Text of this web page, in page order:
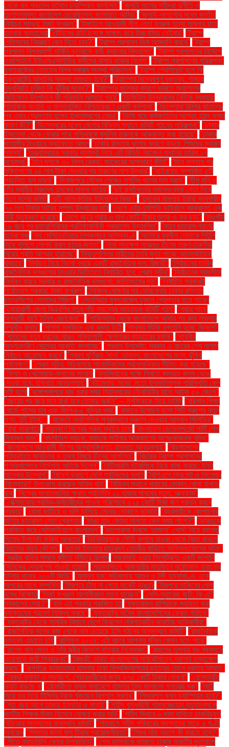
থেকে বাদ পড়লেন বর্তমান চ্যাম্পিয়ন কার্লসেন" "জুলাই মাসের শহীদরা দুর্নীতি ও
দুঃশাসনমুক্ত বাংলাদেশ চেয়েছিলেন: জামায়াত আমির" "জুলাই-আগস্টের মধ্যে জাতীয়
নির্বাচন সম্ভব: মির্জা ফখরুল" "টাঙ্গাইলে আওয়ামী লীগ নেতা ফারুক হত্যা মামলার রায়ে
হতবাক সন্তানেরা "টেনিসের রানি’র সঙ্গে সাক্ষাৎ করে উচ্ছ্বসিত নেইমার" "ট্রাম্প
পেন্টাগনের নিয়ন্ত্রণ কেন নিতে চান?" "ট্রাম্প প্রশাসন ডিম আমদানি করবে" "ট্রাম্প
প্রশাসন বিশ্বব্যাপী মার্কিন দূতাবাসে কর্মী কমানোর সিদ্ধান্ত" "ট্রাম্প প্রশাসনের নির্দেশে
ওয়াশিংটনে ইউএসএআইডির কর্মীদের বাসায় থাকার নির্দেশ" "ট্রাম্প প্রশাসনের পরিকল্পনা:
যুক্তরাষ্ট্রের নেতৃত্বে বিশ্ব স্বাস্থ্য সংস্থা পরিচালনা" "ট্রাম্প প্রেসিডেন্ট হলে কি
যুক্তরাষ্ট্রে আদানির সমস্যা সমাধান হবে?" "ট্রাম্পের বিদ্বেষপূর্ণ বক্তব্য: গাজায়
যুদ্ধবিরতি চুক্তি কি ঝুঁকির মধ্যে?" "ট্রাম্পের শুল্কের কারণে ভারতে অ্যাপলের
আইফোন উৎপাদনে কী পরিবর্তন আসতে পারে" "ডিজিটাল উদ্ভাবনের নৈতিক ব্যবহার:
সামাজিক সংহতি ও অন্তর্ভুক্তি নিশ্চিতকরণে একটি কর্মশালা" "ডিপ্লোমা ডিগ্রি বাতিলের
পর এবার গ্রেফতার হলেন ইস্তাম্বুলের মেয়র" "ডিসি পদে কর্মকর্তাদের আগ্রহ হঠাৎ কমার
কারণ কী?" "ডিসেম্বরের মধ্যে জেলার বিভিন্ন স্থানে কমিটি গঠনের পরিকল্পনা" "ঢাকার
ইজতেমা থেকে ফেরার পথে পশ্চিমবঙ্গে মুসলিম তরুণকে আক্রান্ত করা হয়েছে" "ঢাকার
জাহাঙ্গীর টাওয়ারে ক্যাফেতে আগুন "ঢাকার রাস্তায় ধুলোর কারণে বাড়ছে শিশুদের স্বাস্থ্য
সমস্যা" "তত্ত্বাবধায়ক সরকার ব্যবস্থা নিয়ে ৩টি রিভিউ আবেদন শুনানির তারিখ ১৭
নভেম্বর" "তিন দশকে ৩০ বিশ্ব রেকর্ড: জাকেরের অসাধারণ কীর্তি" "তিন সপ্তাহ পর
মুক্তিপণের ২৫ লাখ টাকা দেওয়ার পর তরুণের লাশ উদ্ধার" "থাইরয়েড সম্পর্কিত ৫টি
প্রচলিত ভুল ধারণা" "দিনাজপুরে মৌসুম শেষেও সুগন্ধি ধানের দাম হ্রাস" "দীপু মনি ও
তাঁর স্বামীর বিরুদ্ধে দুদকের মামলা দায়ের" "দুই প্ল্যাটফর্মের সমানসংখ্যক নেতা নিয়ে
নতুন দলের কমিটি "দুটি আলংকারিক উদ্ভিদের বিবরণ" "দুদকের মামলায় ইয়াবা ব্যবসায়ীর
৭৬ লাখ টাকার অবৈধ সম্পদ উদ্ধারের দাবি "দেশে এইচএমপিভি ভাইরাসে আক্রান্ত এক
নারী মৃত্যুবরণ করেছেন "দেশে বছরে প্রায় ৩ লাখ কোটি টাকার শুল্ক ও কর ছাড়" "নওগাঁয়
১৬ বছর পর ছাত্রশিবিরের প্রতিষ্ঠাবার্ষিকী প্রকাশ্যে উদযাপিত" "নতুন ছাত্রসংগঠনের
যাত্রা শুরু "নর্থ মেসিডোনিয়ার নৈশক্লাবে অগ্নিকাণ্ড "নাটোরে যুবলীগ নেতাকে পিটুনি
দিয়ে পুলিশে সোপর্দ করল ছাত্র-জনতা" "নানা পদক্ষেপ সত্ত্বেও চীনের তরুণ-তরুণীরা
বিয়ের প্রতি আগ্রহ হারাচ্ছে" "নিভৃতপল্লির নারীদের তৈরি জুতা পাচ্ছে আন্তর্জাতিক
বাজারে" "নির্বাচন নিয়ে বিতর্ক করছে একটি রাজনৈতিক দল: রিজভী" "নির্বাচনের তারিখ
রাজনৈতিক দলগুলোর চাওয়ার ভিত্তিতে নির্ধারিত হবে: প্রেস সচিব" "নির্বাচনের সময়সীমা
নির্ধারণ করবে সরকার ও রাজনৈতিক দলগুলো: জাতিসংঘের দূত" "নির্বাচিত সরকারই
সর্বোত্তম সরকার: মির্জা ফখরুল" "নিষিদ্ধ ঘোষণার পর ভোরবেলায় ঢাকার রাস্তায়
ছাত্রলীগের নেতাদের মিছিল" "নেতানিয়াহু যুক্তরাজ্যে ঢুকলে গ্রেপ্তার হতে পারেন
"নোয়াখালী জেলা বিএনপির নতুন পাঁচ সদস্যের আহ্বায়ক কমিটি গঠন" "পদ্মার পাড়ে
অস্থায়ী হাটে ইলিশ বেচাকেনা"'' "পাকিস্তান থেকে বাংলাদেশে আসার পর রুনা লায়লার
সম্মুখীন বাধার" "পাগলা মসজিদে এক বস্তা চিঠি: "পাবনার শুঁটকি রপ্তানি হচ্ছে বিদেশে"
"পুতিনের নতুন ধরনের আরও শক্তিশালী ক্ষেপণাস্ত্র ব্যবহারের হুমকি" "পৃথিবীর
অভ্যন্তরীণ কেন্দ্রের আকৃতি বদলাচ্ছে" "প্রধান উপদেষ্টা: সরকার এ বছরের শেষ নাগাদ
নির্বাচন আয়োজন করবে" "প্রবল ঘূর্ণিঝড় 'দানা' আসন্ন: বাংলাদেশের জন্য ঝুঁকির
পর্যবেক্ষণ" "প্রেস সচিব: সচিবালয়ে সাংবাদিকদের প্রবেশাধিকার সীমিত করা হয়েছে"
"ফিফা ও খেলোয়াড়-ক্লাবের সংঘাত "ফ্যাসিবাদের পক্ষে লিখতে ব্যবহৃত কলম ভেঙে
দেওয়া হবে: হাসনাত আবদুল্লাহ" "বইমেলায় ‘মবের’ মতো উসকানিমূলক পরিস্থিতি কেন
সৃষ্টি হলো "বঙ্গোপসাগরে মাছ ধরার সময় মিয়ানমারের নৌবাহিনীর হাতে আটক ৫৬ জেলে"
"বছরের পর বছর মনে রাখা হবে তোমার অর্জন" – মুশফিককে নিয়ে তামিম "বরিশাল শিক্ষা
বোর্ডে পাসের হার এবং জিপিএ-৫ বৃদ্ধির খবর" "বাজারে উন্মোচন হলো সিটি গ্রুপের নতুন
পণ্য ‘টুটি টুইস্ট’" "বাজেটে অর্থনৈতিক পুনরুদ্ধারে গুরুত্ব দেওয়ার আহ্বান সিপিডির"
"বাবা কারাগারে "বায়ুদূষণে বিশ্বের পঞ্চম স্থানে ঢাকা "বাংলাদেশ ডেভেলপমেন্ট পার্টি পেল
নিবন্ধন সনদ" "বাংলাদেশ ব্যাংক: ব্যাংকে সাইবার আক্রমণের আশঙ্কাজনক বৃদ্ধি"
"বাংলাদেশে আওয়ামী লীগের অপ্রাসঙ্গিকতা: হাসনাত আবদুল্লাহ" "বাংলাদেশের
পাঠ্যবইতে মানচিত্র ও তথ্য বিষয়ে চীনের আপত্তি" "বিচারক ট্রাম্প প্রশাসনের
গণবরখাস্তের নির্দেশনা আটকে দিলেন" "বিটিআরসি স্টারলিংক নিয়ে কাজ করছে: ইলন
মাস্কের উদ্যোগ" "বিদেশ ভ্রমণে দেশি পর্যটকদের কমতি "বিপিএলে ক্রিকেট ও সিনেমার
'বিস্ফোরণ' উপভোগ করছেন শাকিব খান" "বিভিন্ন স্থানে খাবারের দোকান খোলা রাখতে
বাধা "বিশ্বের সংঘাতজনিত ক্ষুধায় প্রতিদিন ২১ হাজার মানুষের মৃত্যু: অক্সফাম"
"বেক্সিমকোর শ্রমিক-কর্মচারীদের পাওনা পরিশোধে ৫২৫ কোটি টাকা ঋণ প্রদান করবে
সরকার" "বোমা ফাটিয়ে ও গুলি চালিয়ে সোনার দোকানে ডাকাতি "ব্যবসায়ীকে কোপানোর
ঘটনায় ছাত্রদল নেতা গ্রেপ্তার "ভাঙা হাড় জোড়া লাগতে কেন সময় লাগে?" "ভারতকে
পরাজিত করে সেমিফাইনালে বাংলাদেশ" "ভালোবাসা দিবসে ‘তামাশা’ পোস্ট নিয়ে ব্যাখ্যা
দিলেন উপদেষ্টা ফরিদা আখতার" "ভিনিসিয়ুসকে সৌদি ক্লাবে যাওয়া থেকে বিরত রাখতে
রিয়ালের নতুন কৌশল" "মতলব উত্তরে ছাত্রদল নেত্রীর বাড়িতে অগ্নিসংযোগের ঘটনা"
"মন্ত্রীর বাড়ির সামনে বৃষ্টিতে দাঁড়িয়ে ছিলাম "ময়নামতি ওয়ার সিমেট্রিতে একটি জাপানি
সৈনিকের দেহাবশেষ পাওয়া যায়নি" "ময়মনসিংহে আজহারীর মাহফিলে মুঠোফোন হারানোর
ঘটনায় থানায় ২০০টি জিডি" "মামুনুল হক: সচিবালয়ে আগুন ও টঙ্গী হত্যাকাণ্ড একে
অপরের সাথে সম্পর্কিত "মিরপুরে চাঁদা না পেয়ে মার্কেট ভাঙচুর "মিরপুরে সাকিবের খেলা
বন্ধে বিক্ষোভ "মির্জা ফখরুল আগামীকাল লন্ডন যাচ্ছেন" "মেসি-সুয়ারেজ জুটি: কি এটি
সর্বকালের সেরা?" "যদি এই সরকার পরাজিত হয় "যুক্তরাজ্য রাশিয়াকে সহায়তা করা
ব্যক্তিদের প্রবেশ নিষিদ্ধ করছে" "যুক্তরাষ্ট্র অবৈধ বাংলাদেশিদের ফেরত পাঠাবে"
"যুক্তরাষ্ট্র থেকে সামরিক বিমানে দেশে ফিরলেন নথিপত্রহীন ভারতীয় অভিবাসীরা"
"রাজনৈতিক দলের কাছ থেকে নাম চেয়েছে ইসি গঠনের অনুসন্ধান কমিটি" "রাজনৈতিক
বক্তব্য এড়াতে চাই "রাশিফল ২০২৪: এই বছরে আপনার জীবন কেমন হতে পারে"
"রাশেদ খান মেনন ও তাঁর স্ত্রীর বিদেশে যাত্রায় নিষেধাজ্ঞা" "রাহুলের তুলনায় বড় ব্যবধানে
ওয়েনাডে জয়ী প্রিয়াঙ্কা" "রিজভী: ভারত বাংলাদেশের সার্বভৌমত্বে সরাসরি হস্তক্ষেপ
করছে" "রূপগঞ্জে ডাকাতদের হামলায় ঢাকা বিশ্ববিদ্যালয়ের ছাত্রের চোখে গুরুতর আঘাত"
"রেকর্ড মুনাফা ও লভ্যাংশ: শেয়ারধারীদের জন্য ৯৭৫ কোটি টাকার ঘোষণা" "রেস্তোরাঁয়
ভ্যাট বাড়ছে না "রৌমারীতে কৃষক সমাবেশে হামলার নিন্দা জানালো গণতন্ত্র মঞ্চ" "লাঠি
দিয়ে ভর দিয়ে টিসিবির ট্রাক খুঁজছেন বিল্লাল সরদার" "লিভারপুল কখন চ্যাম্পিয়ন হবে?"
"শত বছর আগে ঢাকায় ইফতার ও সাহ্‌রি" "শহীদ বুদ্ধিজীবী শামসুজ্জোহার মৃত্যুদিবসকে
জাতীয় শিক্ষক দিবস হিসেবে ঘোষণা করার দাবি" "শহীদ মিনারে ৬ দফা দাবিতে চাকরিচ্যুত
বিডিআর সদস্যদের অবস্থান ধর্মঘট" "শাহবাগে শহীদ পরিবারের সদস্যদের সাড়ে ৫ ঘণ্টা
অবরোধ "শিশুদের জন্য ফ্লু টিকার প্রয়োজনীয়তা" "শিশুর দাঁত নড়লে কী করতে হবে?"
"শীতে ব্যাডমিন্টন খেলার উপকারিতা" "শেখ হাসিনাকে থামাতে ঢাকায় ভারতীয় দূতাবাসে